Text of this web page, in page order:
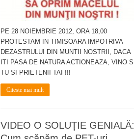
PE 28 NOIEMBRIE 2012, ORA 18,00
PROTESTAM IN TIMISOARA IMPOTRIVA
DEZASTRULUI DIN MUNTII NOSTRII, DACA
ITI PASA DE NATURA ACTIONEAZA, VINO SI
TU SI PRIETENII TAI !!!
Citeste mai mult
VIDEO O SOLUŢIE GENIALĂ: